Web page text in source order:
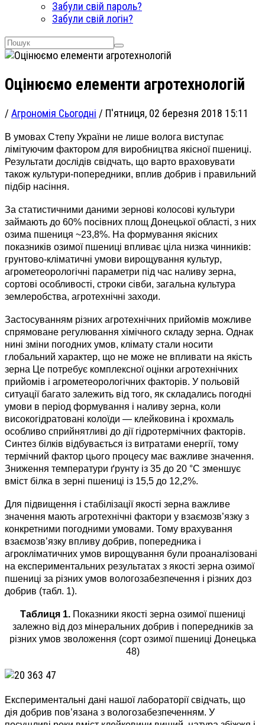
Забули свій пароль?
Забули свій логін?
Оцінюємо елементи агротехнологій
/ Агрономія Сьогодні / П'ятниця, 02 березня 2018 15:11
В умовах Степу України не лише волога виступає
лімітуючим фактором для виробництва якісної пшениці.
Результати дослідів свідчать, що варто враховувати
також культури-попередники, вплив добрив і правильний
підбір насіння.
За статистичними даними зернові колосові культури
займають до 60% посівних площ Донецької області, з них
озима пшениця ~23,8%. На формування якісних
показників озимої пшениці впливає ціла низка чинників:
грунтово-кліматичні умови вирощування культур,
агрометеорологічні параметри під час наливу зерна,
сортові особливості, строки сівби, загальна культура
землеробства, агротехнічні заходи.
Застосуванням різних агротехнічних прийомів можливе
спрямоване регулювання хімічного складу зерна. Однак
нині зміни погодних умов, клімату стали носити
глобальний характер, що не може не впливати на якість
зерна Це потребує комплексної оцінки агротехнічних
прийомів і агрометеорологічних факторів. У польовій
ситуації багато залежить від того, як складались погодні
умови в період формування і наливу зерна, коли
високогідратовані колоїди — клейковина і крохмаль
особливо сприйнятливі до дії гідротермічних факторів.
Синтез білків відбувається із витратами енергії, тому
термічний фактор цього процесу має важливе значення.
Зниження температури ґрунту із 35 до 20 °C зменшує
вміст білка в зерні пшениці із 15,5 до 12,2%.
Для підвищення і стабілізації якості зерна важливе
значення мають агротехнічні фактори у взаємозв’язку з
конкретними погодними умовами. Тому врахування
взаємозв’язку впливу добрив, попередника і
агрокліматичних умов вирощування були проаналізовані
на експериментальних результатах з якості зерна озимої
пшениці за різних умов вологозабезпечення і різних доз
добрив (табл. 1).
Таблиця 1.Показники якості зерна озимої пшениці
залежно від доз мінеральних добрив і попередників за
різних умов зволоження (сорт озимої пшениці Донецька
48)
Експериментальні дані нашої лабораторії свідчать, що
дія добрив пов’язана з вологозабезпеченням. У